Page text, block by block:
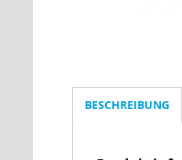
BESCHREIBUNG